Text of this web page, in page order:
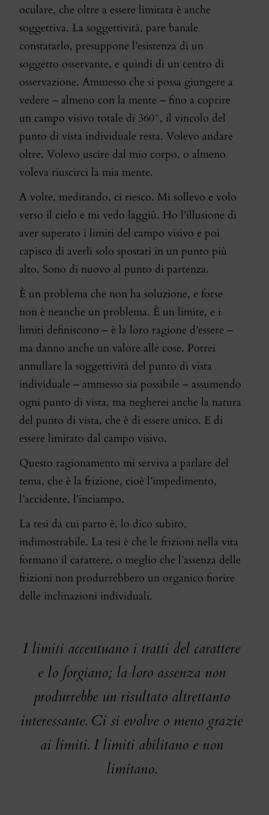
oculare, che oltre a essere limitata è anche
soggettiva. La soggettività, pare banale
constatarlo, presuppone l’esistenza di un
soggetto osservante, e quindi di un centro di
osservazione. Ammesso che si possa giungere a
vedere – almeno con la mente – fino a coprire
un campo visivo totale di 360°, il vincolo del
punto di vista individuale resta. Volevo andare
oltre. Volevo uscire dal mio corpo, o almeno
voleva riuscirci la mia mente.
A volte, meditando, ci riesco. Mi sollevo e volo
verso il cielo e mi vedo laggiù. Ho l’illusione di
aver superato i limiti del campo visivo e poi
capisco di averli solo spostati in un punto più
alto. Sono di nuovo al punto di partenza.
È un problema che non ha soluzione, e forse
non è neanche un problema. È un limite, e i
limiti definiscono – è la loro ragione d’essere –
ma danno anche un valore alle cose. Potrei
annullare la soggettività del punto di vista
individuale – ammesso sia possibile – assumendo
ogni punto di vista, ma negherei anche la natura
del punto di vista, che è di essere unico. E di
essere limitato dal campo visivo.
Questo ragionamento mi serviva a parlare del
tema, che è la frizione, cioè l’impedimento,
l’accidente, l’inciampo.
La tesi da cui parto è, lo dico subito,
indimostrabile. La tesi è che le frizioni nella vita
formano il carattere, o meglio che l’assenza delle
frizioni non produrrebbero un organico fiorire
delle inclinazioni individuali.
I limiti accentuano i tratti del carattere
e lo forgiano; la loro assenza non
produrrebbe un risultato altrettanto
interessante. Ci si evolve o meno grazie
ai limiti. I limiti abilitano e non
limitano.